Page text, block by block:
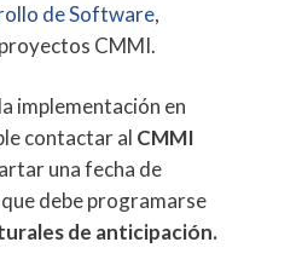
de Software,
CMMI.
implementación en
contactar al CMMI
una fecha de
debe programarse
de anticipación.